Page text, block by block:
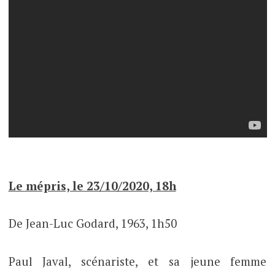
Le mépris, le 23/10/2020, 18h
De Jean-Luc Godard, 1963, 1h50
Paul Javal, scénariste, et sa jeune femme